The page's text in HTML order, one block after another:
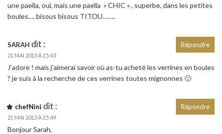
une paella, oui, mais une paella » CHIC « , superbe, dans les petites
boules…. bisous bisous TITOU……..
SARAH dit :
21 MAI 2013 À 15:43
J’adore ! mais j’aimerai savoir où as-tu acheté les verrines en boules
? je suis à la recherche de ces verrines toutes mignonnes 🙁
Répondre
chefNini dit :
21 MAI 2013 À 15:49
Bonjour Sarah,
Répondre